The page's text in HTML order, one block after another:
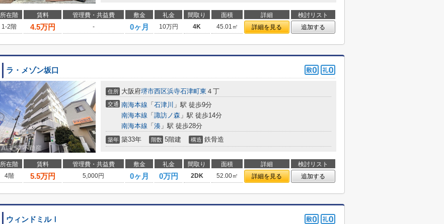
所在階 賃料 管理費・共益費 敷金 礼金 間取り 面積 詳細
検討リスト
1-2階
4.5万円 - 0ヶ月 10万円 4K 45.01㎡ 詳細を見る 追加する
ラ・メゾン坂口
住所 大阪府堺市西区浜寺石津町東 ４丁
交通 南海本線 「 石津川 」駅 徒歩9分
南海本線 「 諏訪ノ森 」駅 徒歩14分
南海本線 「 湊 」駅 徒歩28分
築年 築33年 階数 5階建 構造 鉄骨造
所在階 賃料 管理費・共益費 敷金 礼金 間取り 面積 詳細
検討リスト
4階
5.5万円 5,000円 0ヶ月 0万円 2DK 52.00㎡ 詳細を見る 追加する
ウィンドミルⅠ